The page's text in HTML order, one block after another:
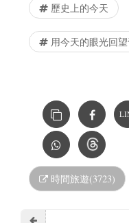
歷史上的今天
用今天的眼光回
時間旅遊(3723)